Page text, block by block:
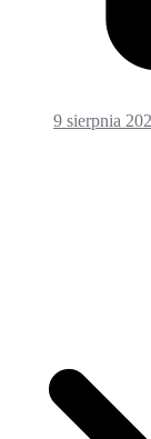
9 sierpnia